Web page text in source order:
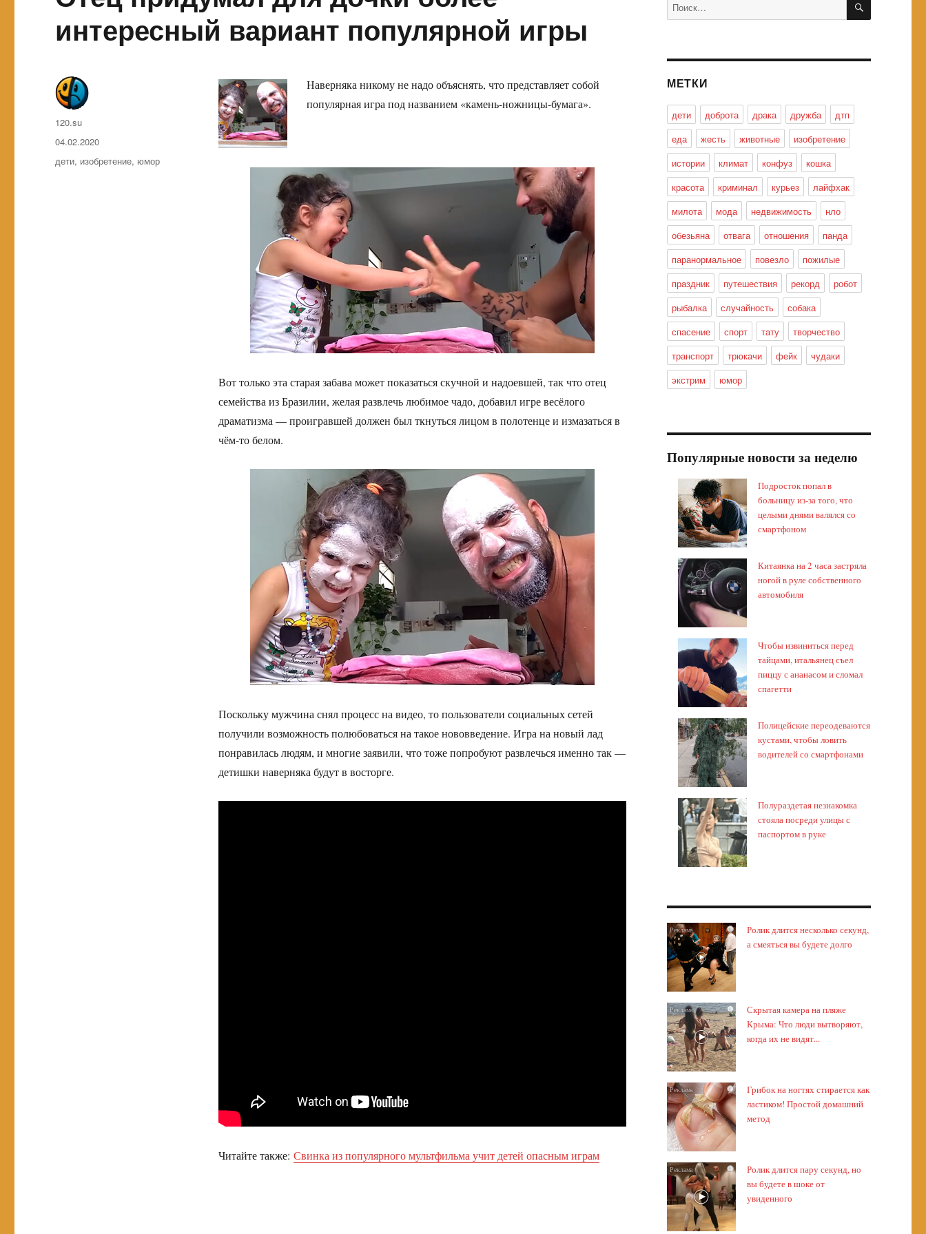
интересный вариант популярной игры
Наверняка никому не надо объяснять, что представляет собой
популярная игра под названием «камень-ножницы-бумага».
Вот только эта старая забава может показаться скучной и надоевшей, так что отец
семейства из Бразилии, желая развлечь любимое чадо, добавил игре весёлого
драматизма — проигравшей должен был ткнуться лицом в полотенце и измазаться в
чём-то белом.
Поскольку мужчина снял процесс на видео, то пользователи социальных сетей
получили возможность полюбоваться на такое нововведение. Игра на новый лад
понравилась людям, и многие заявили, что тоже попробуют развлечься именно так —
детишки наверняка будут в восторге.
Читайте также: Свинка из популярного мультфильма учит детей опасным играм
Автор
120.su
Опубликовано
04.02.2020
Метки
дети, изобретение, юмор
МЕТКИ
дети доброта драка дружба
дтп
еда
жесть животные
изобретение
истории
климат конфуз
кошка
красота
криминал курьез
лайфхак
милота
мода недвижимость
нло
обезьяна
отвага отношения
панда
паранормальное
повезло
пожилые
праздник
путешествия рекорд
робот
рыбалка
случайность
собака
спасение
спорт тату
творчество
транспорт
трюкачи фейк
чудаки
экстрим
юмор
Популярные новости за неделю
Подросток попал в
больницу из-за того, что
целыми днями валялся со
смартфоном
Китаянка на 2 часа застряла
ногой в руле собственного
автомобиля
Чтобы извиниться перед
тайцами, итальянец съел
пиццу с ананасом и сломал
спагетти
Полицейские переодеваются
кустами, чтобы ловить
водителей со смартфонами
Полураздетая незнакомка
стояла посреди улицы с
паспортом в руке
i
Ролик длится несколько секунд,
а смеяться вы будете долго
i
Скрытая камера на пляже
Крыма: Что люди вытворяют,
когда их не видят...
i
Грибок на ногтях стирается как
ластиком! Простой домашний
метод
i
Ролик длится пару секунд, но
вы будете в шоке от
увиденного